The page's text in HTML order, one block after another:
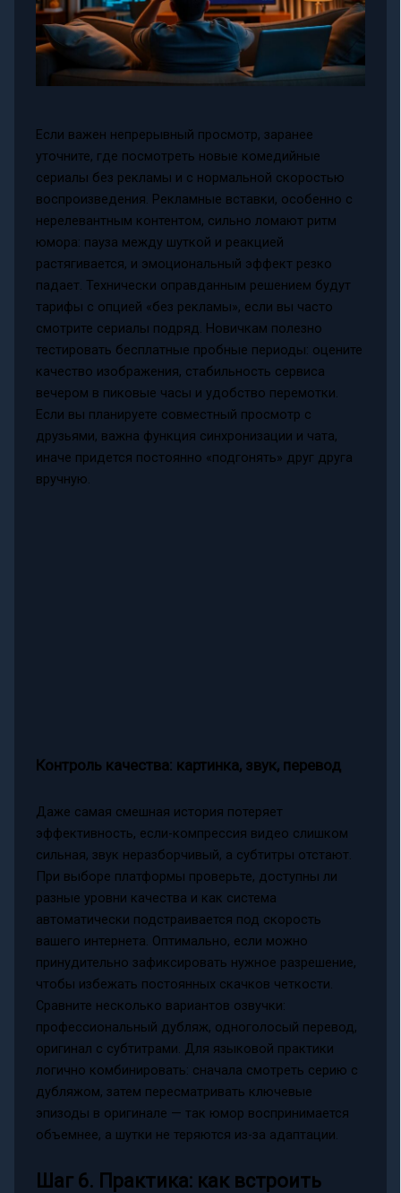
Если важен непрерывный просмотр, заранее
уточните, где посмотреть новые комедийные
сериалы без рекламы и с нормальной скоростью
воспроизведения. Рекламные вставки, особенно с
нерелевантным контентом, сильно ломают ритм
юмора: пауза между шуткой и реакцией
растягивается, и эмоциональный эффект резко
падает. Технически оправданным решением будут
тарифы с опцией «без рекламы», если вы часто
смотрите сериалы подряд. Новичкам полезно
тестировать бесплатные пробные периоды: оцените
качество изображения, стабильность сервиса
вечером в пиковые часы и удобство перемотки.
Если вы планируете совместный просмотр с
друзьями, важна функция синхронизации и чата,
иначе придется постоянно «подгонять» друг друга
вручную.
Контроль качества: картинка, звук, перевод
Даже самая смешная история потеряет
эффективность, если-компрессия видео слишком
сильная, звук неразборчивый, а субтитры отстают.
При выборе платформы проверьте, доступны ли
разные уровни качества и как система
автоматически подстраивается под скорость
вашего интернета. Оптимально, если можно
принудительно зафиксировать нужное разрешение,
чтобы избежать постоянных скачков четкости.
Сравните несколько вариантов озвучки:
профессиональный дубляж, одноголосый перевод,
оригинал с субтитрами. Для языковой практики
логично комбинировать: сначала смотреть серию с
дубляжом, затем пересматривать ключевые
эпизоды в оригинале — так юмор воспринимается
объемнее, а шутки не теряются из-за адаптации.
Шаг 6. Практика: как встроить